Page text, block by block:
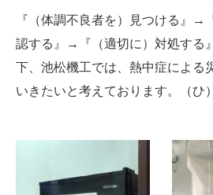
『（体調不良者を）見つける』→
認する』→『（適切に）対処する
下、池松機工では、熱中症による
いきたいと考えております。（ひ）